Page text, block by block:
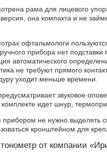
рама для лицевого
она компакта и не
офтальмологи
прибора нет
автоматического
не требуют прямого
уходит меньше времени.
звуковое
комплекте идет шнур,
не нужно выделять
кронштейном для
от компании